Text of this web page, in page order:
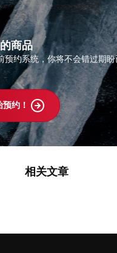
商品
预约系统，你将不会错过期盼
约！
相关文章